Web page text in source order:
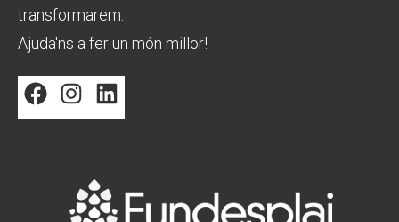
transformarem.
Ajuda'ns a fer un món millor!
FacebookInstagram